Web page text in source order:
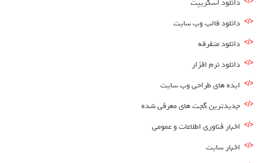
دانلود قالب وب سایت
دانلود متفرقه
دانلود نرم افزار
ایده های طراحی وب سایت
جدیدترین گجت های معرفی شده
اخبار فناوری اطلاعات و عمومی
اخبار سایت